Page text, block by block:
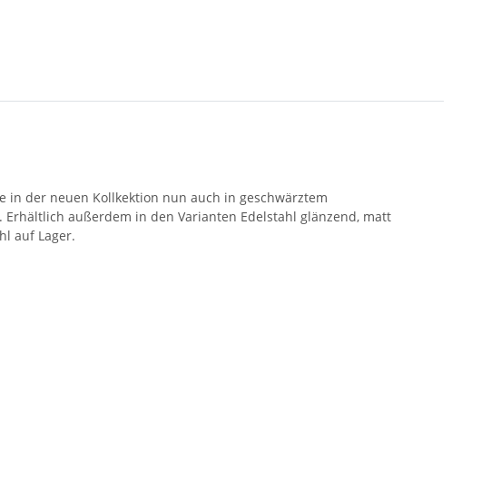
in der neuen Kollkektion nun auch in geschwärztem
außerdem in den Varianten Edelstahl glänzend, matt
auf Lager.